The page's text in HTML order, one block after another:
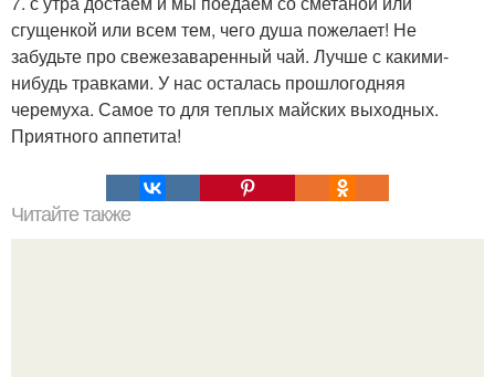
сгущенкой или всем тем, чего душа пожелает! Не
забудьте про свежезаваренный чай. Лучше с какими-
нибудь травками. У нас осталась прошлогодняя
черемуха. Самое то для теплых майских выходных.
Приятного аппетита!
Читайте также